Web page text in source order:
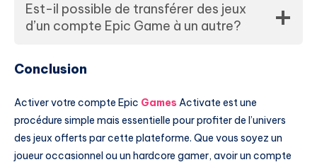
Est-il possible de transférer des jeux
d’un compte Epic Game à un autre?
Conclusion
Activer votre compte Epic Games Activate est une
procédure simple mais essentielle pour profiter de l’univers
des jeux offerts par cette plateforme. Que vous soyez un
joueur occasionnel ou un hardcore gamer, avoir un compte